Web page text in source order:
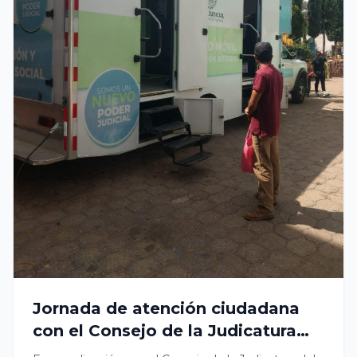
Jornada de atención ciudadana
con el Consejo de la Judicatura
del Poder Judicial del Estado de